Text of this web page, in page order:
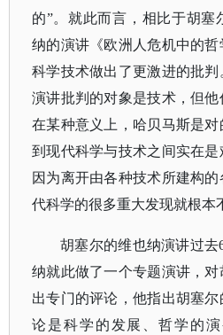
的”。就此而言，相比于胡塞
纳的演讲《欧洲人危机中的
科学技术做出了更激进的批
演讲批判的对象是技术，但他
在某种意义上，哈贝马斯是
到现代科学与技术之间实在是
因为离开由各种技术所建构
代科学的很多重大发现就根本
胡塞尔的维也纳演讲过去
纳就此做了一个专题演讲，
出专门的评论，他指出胡塞
论是科学的发展、哲学的